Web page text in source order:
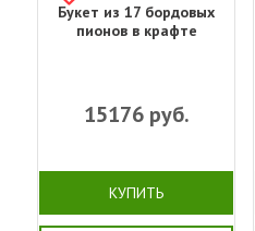
Букет из 17 бордовых
пионов в крафте
15176руб.
КУПИТЬ